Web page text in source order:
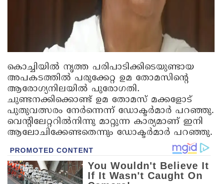
കൊച്ചിയിൽ നൃത്ത പരിപാടിക്കിടെയുണ്ടായ
അപകടത്തിൽ പരുക്കേറ്റ ഉമ തോമസിന്റെ
ആരോഗ്യനിലയില്‍ പുരോഗതി.
ചുണ്ടനക്കിക്കൊണ്ട് ഉമ തോമസ് മക്കളോട്
പുതുവത്സരം നേർന്നെന്ന് ഡോക്ടർമാർ പറഞ്ഞു.
വെന്റിലേറ്ററിൽനിന്നു മാറ്റുന്ന കാര്യമാണ് ഇനി
ആലോചിക്കേണ്ടതെന്നും ഡോക്ടർമാർ പറഞ്ഞു.